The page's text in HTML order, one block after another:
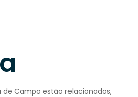
Campo estão relacionados,